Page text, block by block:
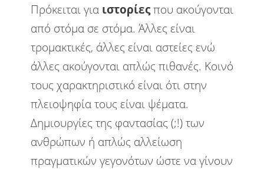
Mobile Καφές Κοινωνία
Περιβάλλον Πινακίδες
Πολιτική Προτάσεις Σκέψεις
Στην πόλη Στο χωριό Στρατός
Τέχνες Τεχνολογία
Πρόκειται για ιστορίεςπου ακούγονται
από στόμα σε στόμα. Άλλες είναι
τρομακτικές, άλλες είναι αστείες ενώ
άλλες ακούγονται απλώς πιθανές. Κοινό
τους χαρακτηριστικό είναι ότι στην
πλειοψηφία τους είναι ψέματα.
Δημιουργίες της φαντασίας (;!) των
ανθρώπων ή απλώς αλλείωση
πραγματικών γεγονότων ώστε να γίνουν